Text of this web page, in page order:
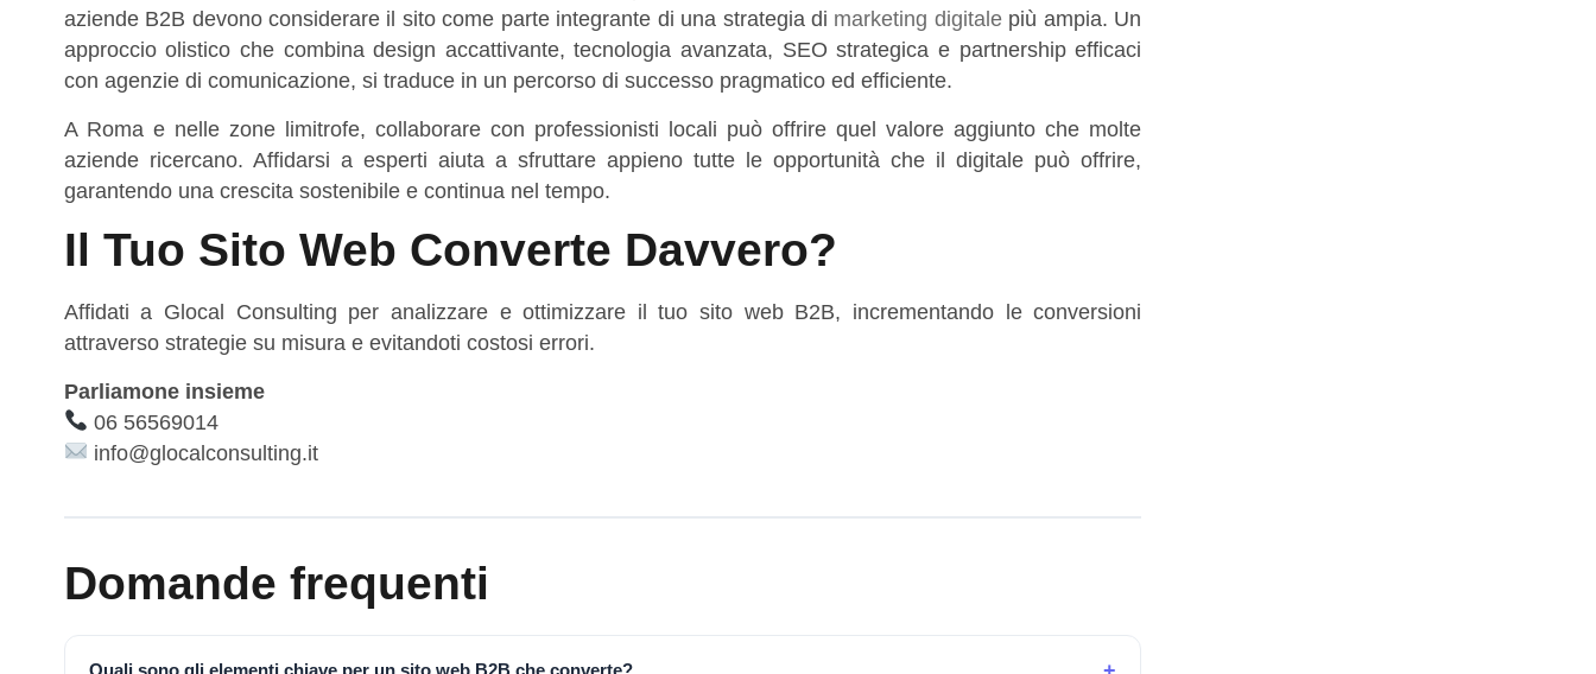
aziende B2B devono considerare il sito come parte integrante di una strategia di marketing digitalepiù ampia. Un
approccio olistico che combina design accattivante, tecnologia avanzata, SEO strategica e partnership efficaci
con agenzie di comunicazione, si traduce in un percorso di successo pragmatico ed efficiente.
A Roma e nelle zone limitrofe, collaborare con professionisti locali può offrire quel valore aggiunto che molte
aziende ricercano. Affidarsi a esperti aiuta a sfruttare appieno tutte le opportunità che il digitale può offrire,
garantendo una crescita sostenibile e continua nel tempo.
Il Tuo Sito Web Converte Davvero?
Affidati a Glocal Consulting per analizzare e ottimizzare il tuo sito web B2B, incrementando le conversioni
attraverso strategie su misura e evitandoti costosi errori.
Parliamone insieme
06 56569014
info@glocalconsulting.it
Domande frequenti
Quali sono gli elementi chiave per un sito web B2B che converte?